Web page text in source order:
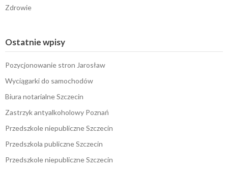
Zdrowie
Ostatnie wpisy
Pozycjonowanie stron Jarosław
Wyciągarki do samochodów
Biura notarialne Szczecin
Zastrzyk antyalkoholowy Poznań
Przedszkole niepubliczne Szczecin
Przedszkola publiczne Szczecin
Przedszkole niepubliczne Szczecin